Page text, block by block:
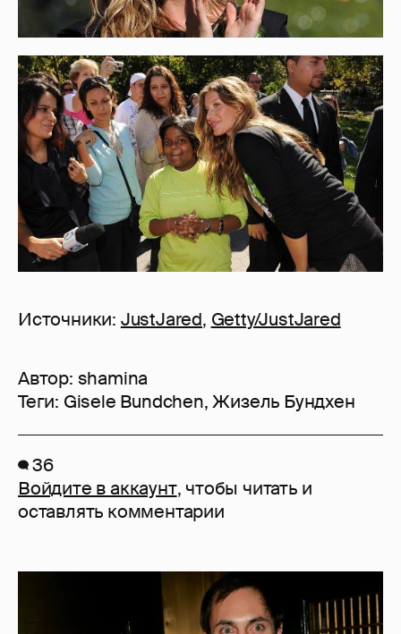
Источники: JustJared, Getty/JustJared
Автор: shamina
Теги: Gisele Bundchen,Жизель Бундхен
36
Войдите в аккаунт, чтобы читать и
оставлять комментарии